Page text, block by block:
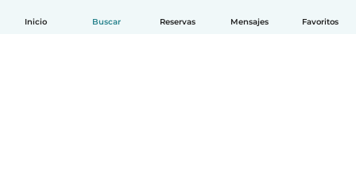
Inicio Buscar Reservas Mensajes Favoritos